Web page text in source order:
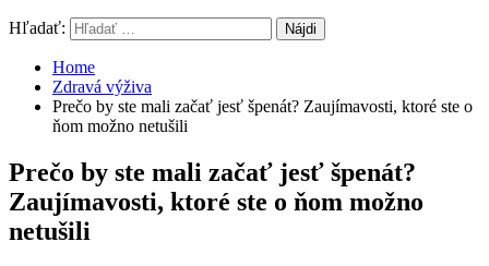
Hľadať:
Home
Zdravá výživa
Prečo by ste mali začať jesť špenát? Zaujímavosti, ktoré ste o
ňom možno netušili
Prečo by ste mali začať jesť špenát?
Zaujímavosti, ktoré ste o ňom možno
netušili